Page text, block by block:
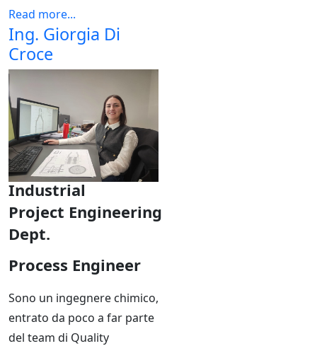
Read more...
Ing. Giorgia Di
Croce
Industrial
Project Engineering
Dept.
Process Engineer
Sono un ingegnere chimico,
entrato da poco a far parte
del team di Quality